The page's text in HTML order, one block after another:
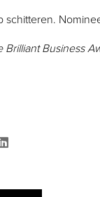
schitteren.
Business